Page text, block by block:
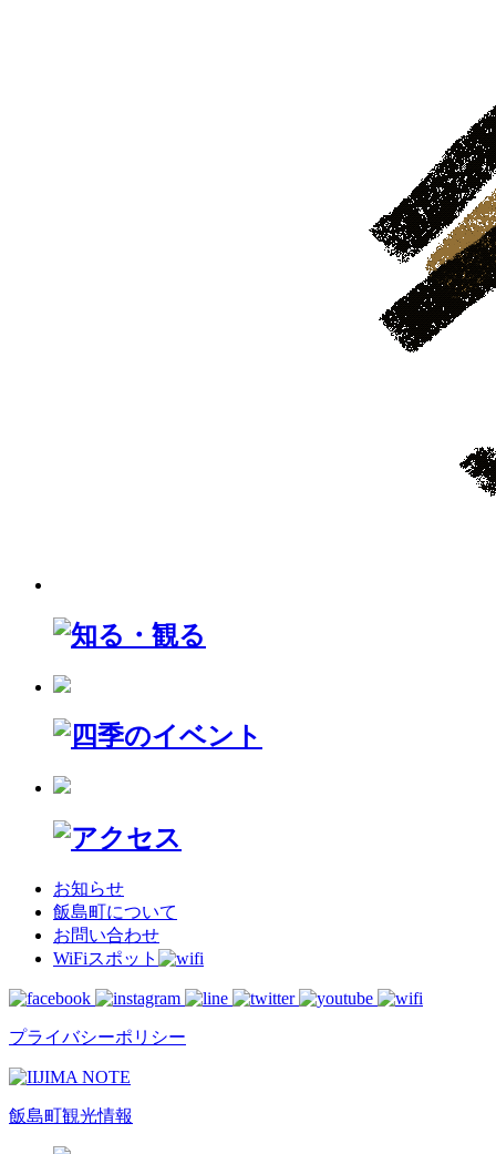
お知らせ
飯島町について
お問い合わせ
WiFiスポット
プライバシーポリシー
飯島町観光情報